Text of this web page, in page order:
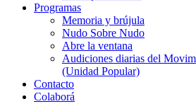
Programas
Memoria y brújula
Nudo Sobre Nudo
Abre la ventana
Audiciones diarias del
(Unidad Popular)
Contacto
Colaborá